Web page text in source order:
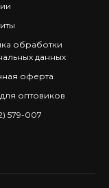
обработки
данных
оферта
оптовиков
579-007